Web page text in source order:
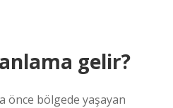
gelir?
önce bölgede yaşayan